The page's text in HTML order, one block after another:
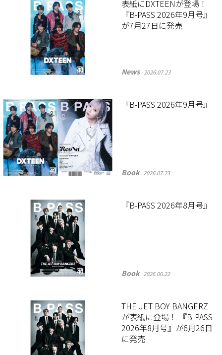
表紙にDXTEENが登場！
『B-PASS 2026年9月号』
が7月27日に発売
News 2026.07.23
『B-PASS 2026年9月号』
Book 2026.07.23
『B-PASS 2026年8月号』
Book 2026.06.22
THE JET BOY BANGERZ
が表紙に登場！ 『B-PASS
2026年8月号』が6月26日
に発売